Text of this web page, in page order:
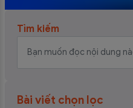
Tìm kiếm
Bài viết chọn lọc